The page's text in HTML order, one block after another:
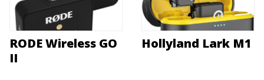
RODE Wireless GO
II
Hollyland Lark M1